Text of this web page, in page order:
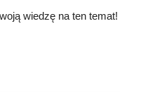
wiedzę na ten temat!